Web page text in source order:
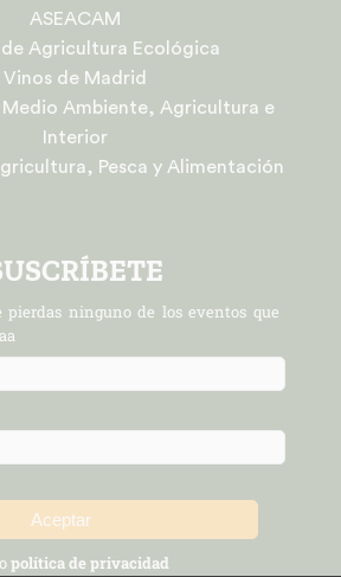
ASEACAM
Agricultura Ecológica
Vinos de Madrid
Medio Ambiente, Agricultura e
Interior
Pesca y Alimentación
pierdas ninguno de los eventos que
política de privacidad